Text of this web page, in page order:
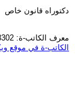
دكتوراه قانون خاص
معرف الكاتب-ة: 13302
الكاتب-ة في موقع